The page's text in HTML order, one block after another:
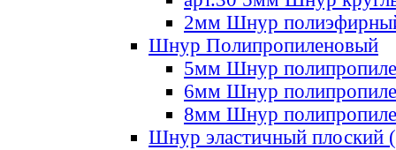
2мм Шнур
Шнур Полипропиленовый
5мм Шнур
6мм Шнур
8мм Шнур
Шнур эластичный плоский